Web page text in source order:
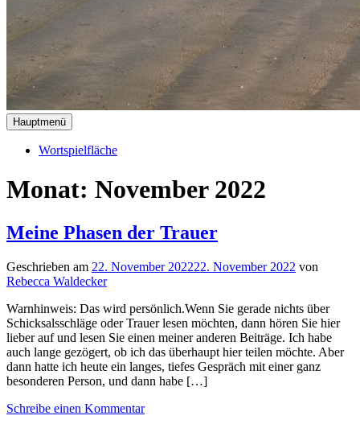
Hauptmenü
Wortspielfläche
Monat: November 2022
Meine Phasen der Trauer
Geschrieben am 22. November 202222. November 2022 von
Rebecca Waldecker
Warnhinweis: Das wird persönlich.Wenn Sie gerade nichts über
Schicksalsschläge oder Trauer lesen möchten, dann hören Sie hier
lieber auf und lesen Sie einen meiner anderen Beiträge. Ich habe
auch lange gezögert, ob ich das überhaupt hier teilen möchte. Aber
dann hatte ich heute ein langes, tiefes Gespräch mit einer ganz
besonderen Person, und dann habe […]
Schreibe einen Kommentar